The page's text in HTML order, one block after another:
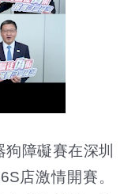
障礙賽在深圳
店激情開賽。